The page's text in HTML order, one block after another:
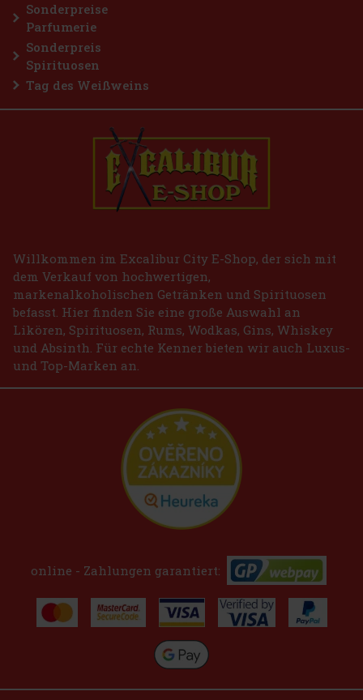
Sonderpreise
Parfumerie
Sonderpreis
Spirituosen
Tag des Weißweins
Willkommen im Excalibur City E-Shop, der sich mit
dem Verkauf von hochwertigen,
markenalkoholischen Getränken und Spirituosen
befasst. Hier finden Sie eine große Auswahl an
Likören, Spirituosen, Rums, Wodkas, Gins, Whiskey
und Absinth. Für echte Kenner bieten wir auch Luxus-
und Top-Marken an.
online - Zahlungen garantiert: